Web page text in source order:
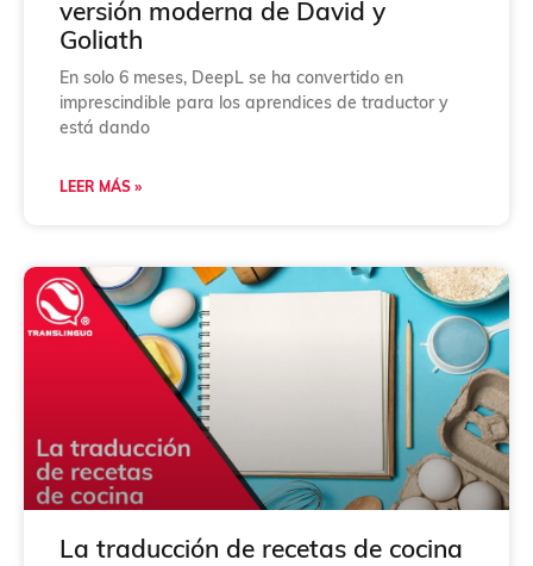
versión moderna de David y
Goliath
En solo 6 meses, DeepL se ha convertido en
imprescindible para los aprendices de traductor y
está dando
LEER MÁS »
La traducción de recetas de cocina